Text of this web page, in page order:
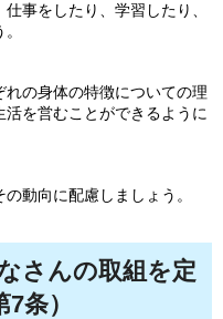
事をしたり、学習したり、
の身体の特徴についての理
を営むことができるように
動向に配慮しましょう。
さんの取組を定
条）